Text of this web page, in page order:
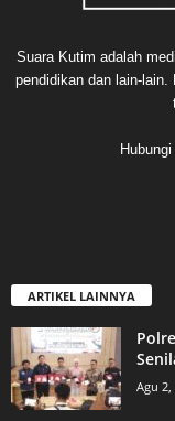
Suara Kutim adalah
pendidikan dan lain-lain.
ARTIKEL LAINNYA
Agu 2,